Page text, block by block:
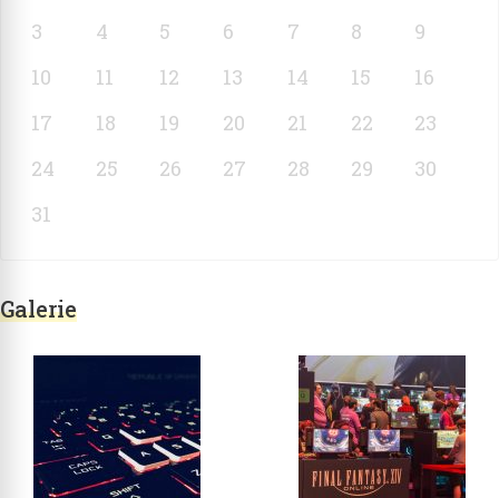
3
4 5 6 7 8
9
10
11 12 13 14 15
16
17
18 19 20 21 22
23
24
25 26 27 28 29
30
31
Galerie